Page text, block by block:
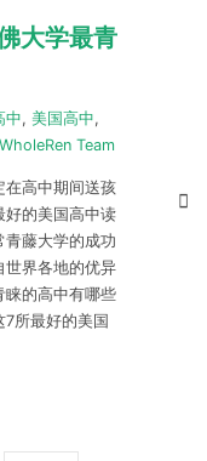
大学最青
中, 美国高中,
WholeRen Team
在高中期间送孩
好的美国高中读
青藤大学的成功
世界各地的优异
睐的高中有哪些
7所最好的美国